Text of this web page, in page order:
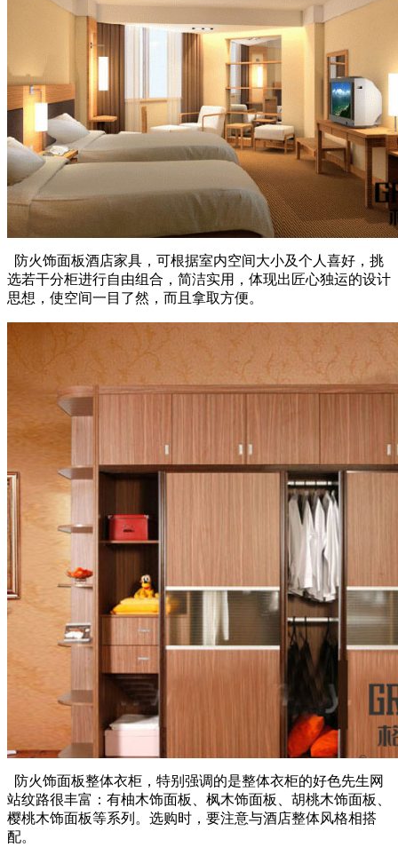
防火饰面板酒店家具，可根据室内空间大小及个人喜好，挑
选若干分柜进行自由组合，简洁实用，体现出匠心独运的设计
思想，使空间一目了然，而且拿取方便。
防火饰面板整体衣柜，特别强调的是整体衣柜的好色先生网
站纹路很丰富：有柚木饰面板、枫木饰面板、胡桃木饰面板、
樱桃木饰面板等系列。选购时，要注意与酒店整体风格相搭
配。